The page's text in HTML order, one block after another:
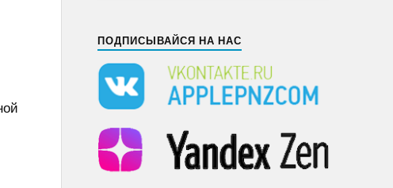
ПОДПИСЫВАЙСЯ НА НАС